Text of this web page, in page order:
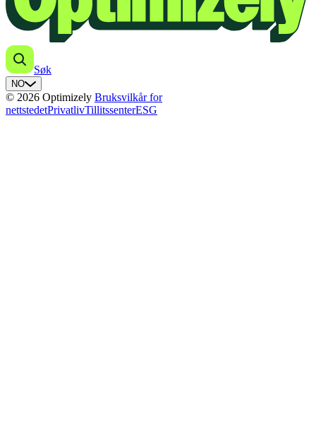
Søk
NO
© 2026 Optimizely Bruksvilkår for
nettstedetPrivatlivTillitssenterESG